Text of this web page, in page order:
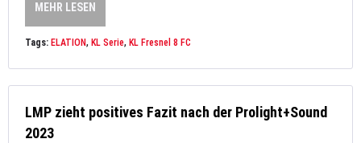
MEHR LESEN
Tags: ELATION, KL Serie, KL Fresnel 8 FC
LMP zieht positives Fazit nach der Prolight+Sound
2023